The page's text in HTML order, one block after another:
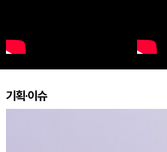
기획·이슈